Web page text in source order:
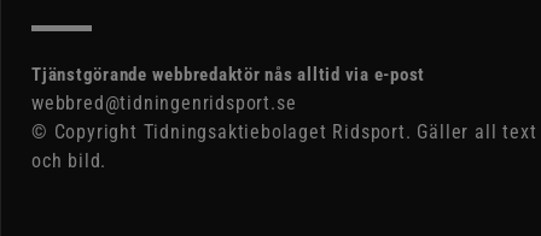
Tjänstgörande webbredaktör nås alltid via e-post
webbred@tidningenridsport.se
© Copyright Tidningsaktiebolaget Ridsport. Gäller all text
och bild.